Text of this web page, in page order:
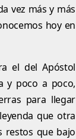
vez más y más
hoy en
el del Apóstol
y poco a poco,
para llegar
que otra
restos que bajo